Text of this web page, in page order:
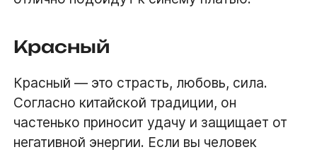
Красный
Красный — это страсть, любовь, сила.
Согласно китайской традиции, он
частенько приносит удачу и защищает от
негативной энергии. Если вы человек